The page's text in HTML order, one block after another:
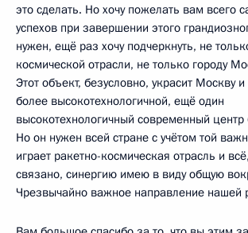
это сделать. Но хочу пожелать вам всего
успехов при завершении этого
нужен, ещё раз хочу подчеркнуть, не
космической отрасли, не только городу
Этот объект, безусловно, украсит Москву
более высокотехнологичной, ещё один
высокотехнологичный современный
Но он нужен всей стране с учётом той
играет ракетно-космическая отрасль и
связано, синергию имею в виду общую
Чрезвычайно важное направление нашей